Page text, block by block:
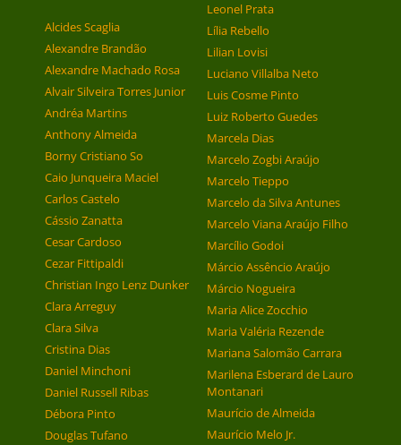
Alcides Scaglia
Alexandre Brandão
Alexandre Machado Rosa
Alvair Silveira Torres Junior
Andréa Martins
Anthony Almeida
Borny Cristiano So
Caio Junqueira Maciel
Carlos Castelo
Cássio Zanatta
Cesar Cardoso
Cezar Fittipaldi
Christian Ingo Lenz Dunker
Clara Arreguy
Clara Silva
Cristina Dias
Daniel Minchoni
Daniel Russell Ribas
Débora Pinto
Douglas Tufano
Leonel Prata
Lília Rebello
Lilian Lovisi
Luciano Villalba Neto
Luis Cosme Pinto
Luiz Roberto Guedes
Marcela Dias
Marcelo Zogbi Araújo
Marcelo Tieppo
Marcelo da Silva Antunes
Marcelo Viana Araújo Filho
Marcílio Godoi
Márcio Assêncio Araújo
Márcio Nogueira
Maria Alice Zocchio
Maria Valéria Rezende
Mariana Salomão Carrara
Marilena Esberard de Lauro
Montanari
Maurício de Almeida
Maurício Melo Jr.